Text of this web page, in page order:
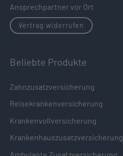
Ansprechpartner vor Ort
Vertrag widerrufen
Beliebte Produkte
Zahnzusatzversicherung
Reisekrankenversicherung
Krankenvollversicherung
Krankenhauszusatzversicherung